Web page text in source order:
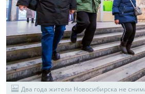
Два года жители Новосибирска не